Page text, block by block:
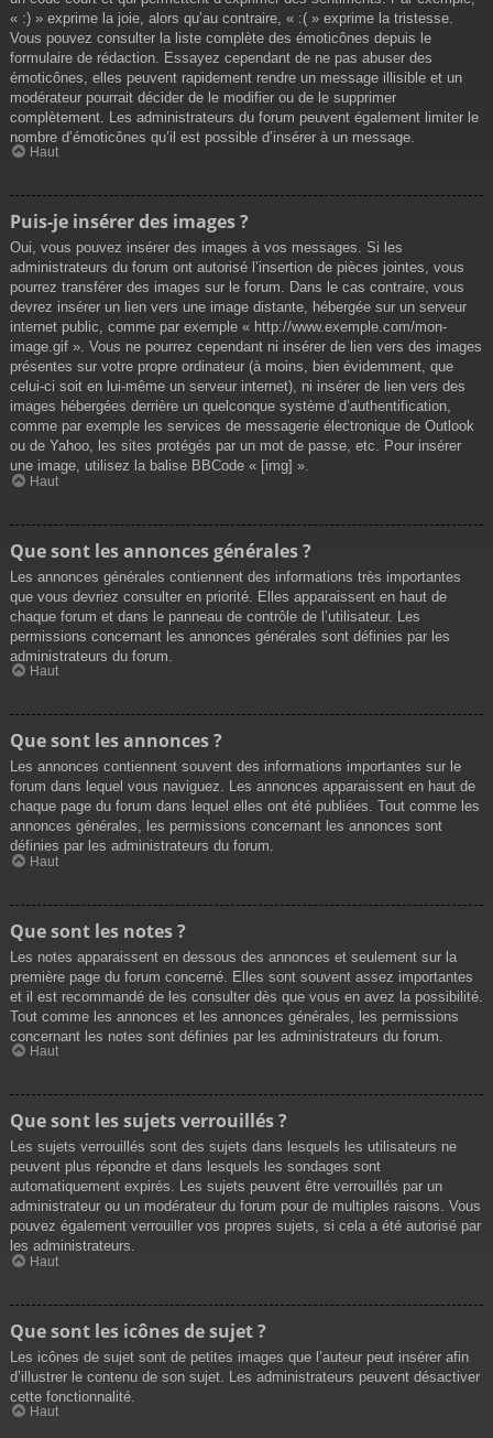
« :) » exprime la joie, alors qu’au contraire, « :( » exprime la tristesse.
Vous pouvez consulter la liste complète des émoticônes depuis le
formulaire de rédaction. Essayez cependant de ne pas abuser des
émoticônes, elles peuvent rapidement rendre un message illisible et un
modérateur pourrait décider de le modifier ou de le supprimer
complètement. Les administrateurs du forum peuvent également limiter le
nombre d’émoticônes qu’il est possible d’insérer à un message.
Haut
Puis-je insérer des images ?
Oui, vous pouvez insérer des images à vos messages. Si les
administrateurs du forum ont autorisé l’insertion de pièces jointes, vous
pourrez transférer des images sur le forum. Dans le cas contraire, vous
devrez insérer un lien vers une image distante, hébergée sur un serveur
internet public, comme par exemple « http://www.exemple.com/mon-
image.gif ». Vous ne pourrez cependant ni insérer de lien vers des images
présentes sur votre propre ordinateur (à moins, bien évidemment, que
celui-ci soit en lui-même un serveur internet), ni insérer de lien vers des
images hébergées derrière un quelconque système d’authentification,
comme par exemple les services de messagerie électronique de Outlook
ou de Yahoo, les sites protégés par un mot de passe, etc. Pour insérer
une image, utilisez la balise BBCode « [img] ».
Haut
Que sont les annonces générales ?
Les annonces générales contiennent des informations très importantes
que vous devriez consulter en priorité. Elles apparaissent en haut de
chaque forum et dans le panneau de contrôle de l’utilisateur. Les
permissions concernant les annonces générales sont définies par les
administrateurs du forum.
Haut
Que sont les annonces ?
Les annonces contiennent souvent des informations importantes sur le
forum dans lequel vous naviguez. Les annonces apparaissent en haut de
chaque page du forum dans lequel elles ont été publiées. Tout comme les
annonces générales, les permissions concernant les annonces sont
définies par les administrateurs du forum.
Haut
Que sont les notes ?
Les notes apparaissent en dessous des annonces et seulement sur la
première page du forum concerné. Elles sont souvent assez importantes
et il est recommandé de les consulter dès que vous en avez la possibilité.
Tout comme les annonces et les annonces générales, les permissions
concernant les notes sont définies par les administrateurs du forum.
Haut
Que sont les sujets verrouillés ?
Les sujets verrouillés sont des sujets dans lesquels les utilisateurs ne
peuvent plus répondre et dans lesquels les sondages sont
automatiquement expirés. Les sujets peuvent être verrouillés par un
administrateur ou un modérateur du forum pour de multiples raisons. Vous
pouvez également verrouiller vos propres sujets, si cela a été autorisé par
les administrateurs.
Haut
Que sont les icônes de sujet ?
Les icônes de sujet sont de petites images que l’auteur peut insérer afin
d’illustrer le contenu de son sujet. Les administrateurs peuvent désactiver
cette fonctionnalité.
Haut